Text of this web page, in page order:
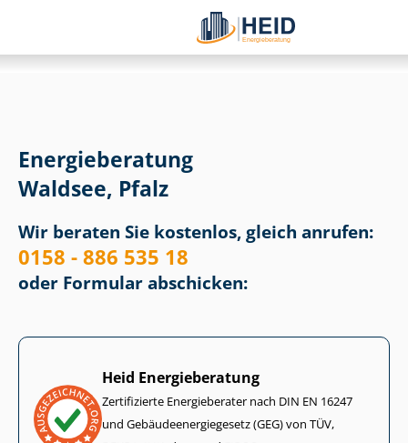
Energieberatung
Waldsee, Pfalz
Wir beraten Sie kostenlos, gleich anrufen:
0158 - 886 535 18
oder Formular abschicken:
Heid Energieberatung
Zertifizierte Energieberater nach DIN EN 16247
und Ge­bäu­de­en­er­gie­ge­setz (GEG) von TÜV,